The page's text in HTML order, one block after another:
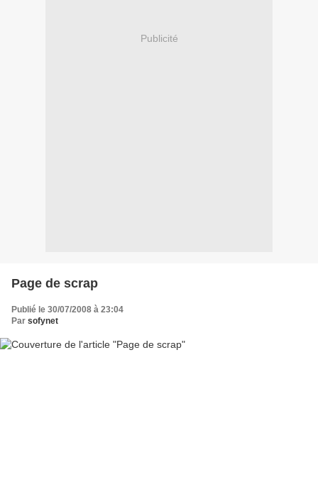
Publicité
Page de scrap
Publié le 30/07/2008 à 23:04
Par sofynet